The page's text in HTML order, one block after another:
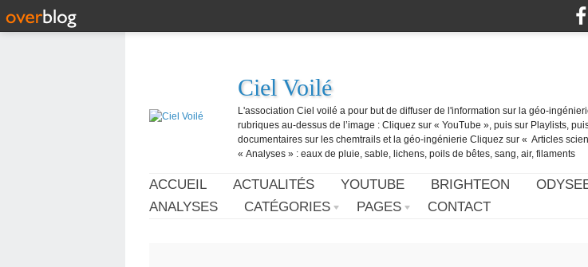
Ciel Voilé
L'association Ciel voilé a pour but de diffuser de l'information sur la géo-
rubriques au-dessus de l’image : Cliquez sur « YouTube », puis sur Playlists,
documentaires sur les chemtrails et la géo-ingénierie Cliquez sur « Articles
« Analyses » : eaux de pluie, sable, lichens, poils de bêtes, sang, air, filaments
ACCUEIL ACTUALITÉS YOUTUBE BRIGHTEON
ANALYSES
CATÉGORIES PAGES CONTACT